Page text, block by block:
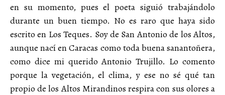
en su momento, pues el poeta siguió trabajándolo
durante un buen tiempo. No es raro que haya sido
escrito en Los Teques. Soy de San Antonio de los Altos,
aunque nací en Caracas como toda buena sanantoñera,
como dice mi querido Antonio Trujillo. Lo comento
porque la vegetación, el clima, y ese no sé qué tan
propio de los Altos Mirandinos respira con sus olores a